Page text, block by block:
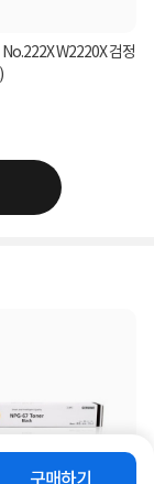
구매하기
No.222X W2220X 검정